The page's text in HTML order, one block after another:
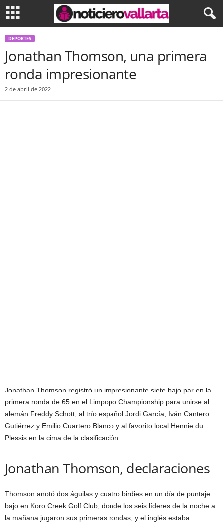
DEPORTES
Jonathan Thomson, una primera
ronda impresionante
2 de abril de 2022
Jonathan Thomson registró un impresionante siete bajo par en la
primera ronda de 65 en el Limpopo Championship para unirse al
alemán Freddy Schott, al trío español Jordi García, Iván Cantero
Gutiérrez y Emilio Cuartero Blanco y al favorito local Hennie du
Plessis en la cima de la clasificación.
Jonathan Thomson, declaraciones
Thomson anotó dos águilas y cuatro birdies en un día de puntaje
bajo en Koro Creek Golf Club, donde los seis líderes de la noche a
la mañana jugaron sus primeras rondas, y el inglés estaba